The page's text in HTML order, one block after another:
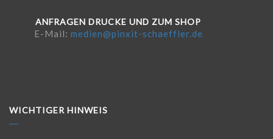
ANFRAGEN DRUCKE UND ZUM SHOP
E-Mail: medien@pinxit-schaeffler.de
WICHTIGER HINWEIS